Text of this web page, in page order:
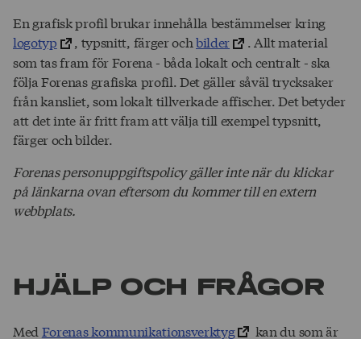
En grafisk profil brukar innehålla bestämmelser kring
logotyp
, typsnitt, färger ochbilder
. Allt material
som tas fram för Forena - båda lokalt och centralt - ska
följa Forenas grafiska profil. Det gäller såväl trycksaker
från kansliet, som lokalt tillverkade affischer. Det betyder
att det inte är fritt fram att välja till exempel typsnitt,
färger och bilder.
Forenas personuppgiftspolicy gäller inte när du klickar
på länkarna ovan eftersom du kommer till en extern
webbplats.
Hjälp och frågor
Med Forenas kommunikationsverktyg
kan du som är